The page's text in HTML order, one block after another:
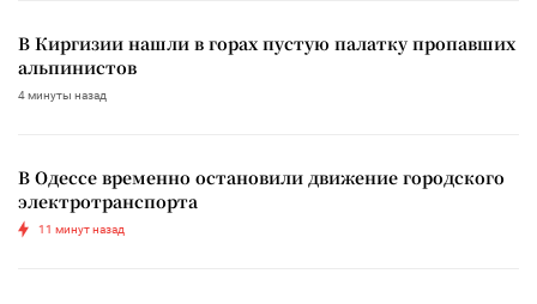
В Киргизии нашли в горах пустую палатку пропавших
альпинистов
4 минуты назад
В Одессе временно остановили движение городского
электротранспорта
11 минут назад